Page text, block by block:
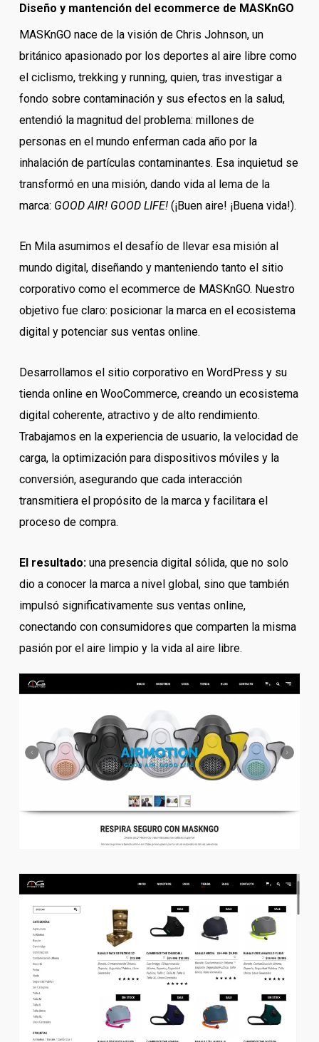
Diseño y mantención del ecommerce de MASKnGO
MASKnGO nace de la visión de Chris Johnson, un
británico apasionado por los deportes al aire libre como
el ciclismo, trekking y running, quien, tras investigar a
fondo sobre contaminación y sus efectos en la salud,
entendió la magnitud del problema: millones de
personas en el mundo enferman cada año por la
inhalación de partículas contaminantes. Esa inquietud se
transformó en una misión, dando vida al lema de la
marca: GOOD AIR! GOOD LIFE! (¡Buen aire! ¡Buena vida!).
En Mila asumimos el desafío de llevar esa misión al
mundo digital, diseñando y manteniendo tanto el sitio
corporativo como el ecommerce de MASKnGO. Nuestro
objetivo fue claro: posicionar la marca en el ecosistema
digital y potenciar sus ventas online.
Desarrollamos el sitio corporativo en WordPress y su
tienda online en WooCommerce, creando un ecosistema
digital coherente, atractivo y de alto rendimiento.
Trabajamos en la experiencia de usuario, la velocidad de
carga, la optimización para dispositivos móviles y la
conversión, asegurando que cada interacción
transmitiera el propósito de la marca y facilitara el
proceso de compra.
El resultado: una presencia digital sólida, que no solo
dio a conocer la marca a nivel global, sino que también
impulsó significativamente sus ventas online,
conectando con consumidores que comparten la misma
pasión por el aire limpio y la vida al aire libre.